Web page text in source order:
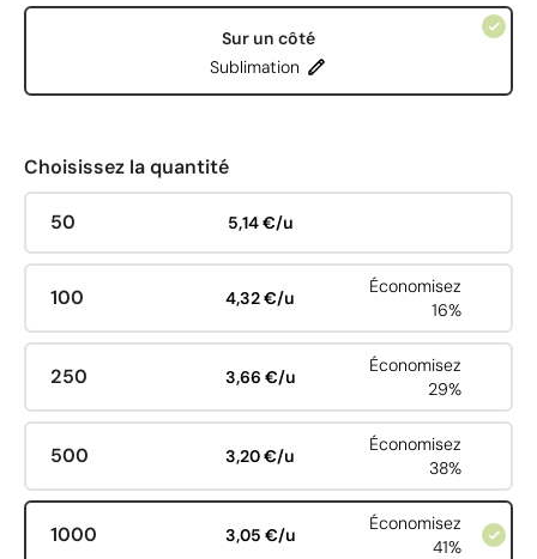
Sur un côté
Sublimation
Choisissez la quantité
50 5,14 €/u
100 4,32 €/u
Économisez
16%
250 3,66 €/u
Économisez
29%
500 3,20 €/u
Économisez
38%
1000 3,05 €/u
Économisez
41%